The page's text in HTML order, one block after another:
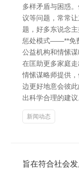
多样矛盾与困惑
议等问题，常常
题，好多东说念
惩处模式——**免
公益机构和情愫
在匡助更多家庭
情愫谋略师提供
边更好地意会彼
出科学合理的建
新闻动态
旨在符合社会